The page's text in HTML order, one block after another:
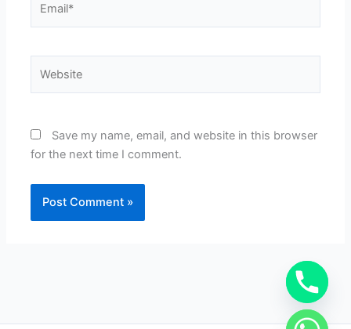
Save my name, email, and website in this browser
for the next time I comment.